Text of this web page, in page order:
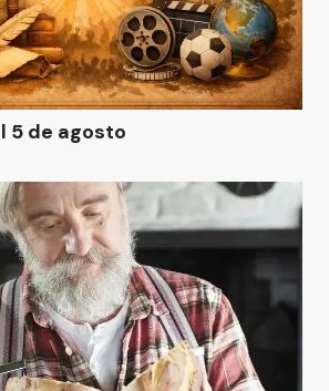
5 de agosto